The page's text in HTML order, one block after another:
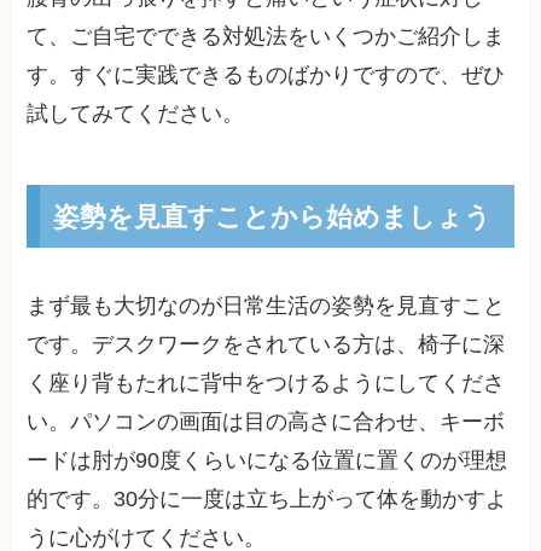
て、ご自宅でできる対処法をいくつかご紹介しま
す。すぐに実践できるものばかりですので、ぜひ
試してみてください。
姿勢を見直すことから始めましょう
まず最も大切なのが日常生活の姿勢を見直すこと
です。デスクワークをされている方は、椅子に深
く座り背もたれに背中をつけるようにしてくださ
い。パソコンの画面は目の高さに合わせ、キーボ
ードは肘が90度くらいになる位置に置くのが理想
的です。30分に一度は立ち上がって体を動かすよ
うに心がけてください。